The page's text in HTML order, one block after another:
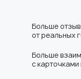
Больше
от реальных
Больше
с